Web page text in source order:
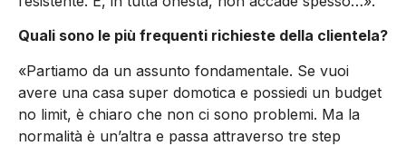
Quali sono le più frequenti richieste della clientela?
«Partiamo da un assunto fondamentale. Se vuoi
avere una casa super domotica e possiedi un budget
no limit, è chiaro che non ci sono problemi. Ma la
normalità è un’altra e passa attraverso tre step